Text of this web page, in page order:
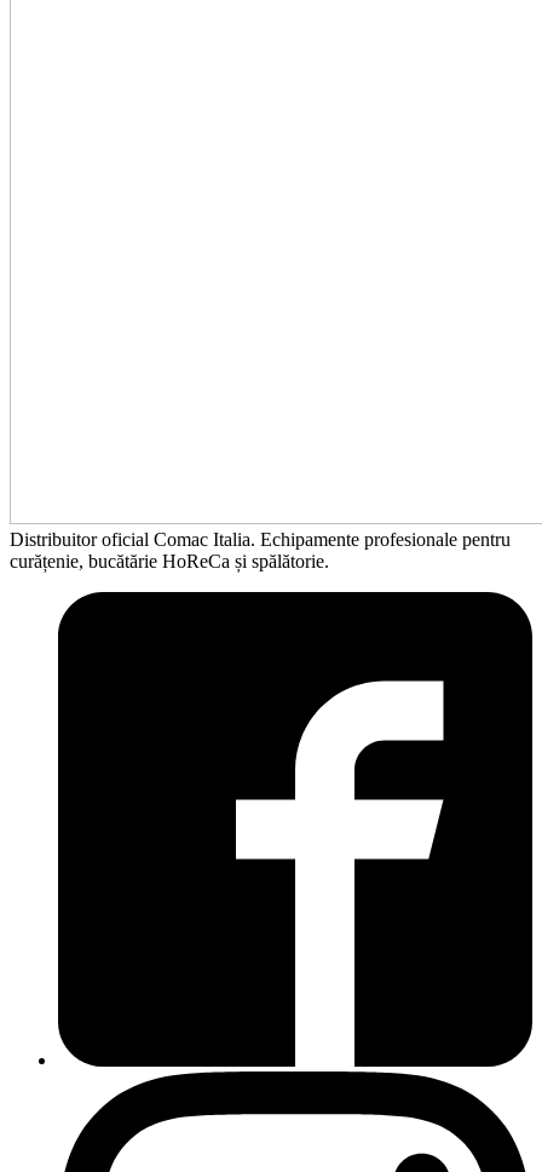
Distribuitor oficial Comac Italia. Echipamente profesionale pentru
curățenie, bucătărie HoReCa și spălătorie.